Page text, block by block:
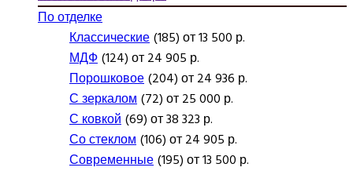
По отделке
Классические(185) от 13 500 р.
МДФ(124) от 24 905 р.
Порошковое(204) от 24 936 р.
С зеркалом(72) от 25 000 р.
С ковкой(69) от 38 323 р.
Со стеклом(106) от 24 905 р.
Современные(195) от 13 500 р.